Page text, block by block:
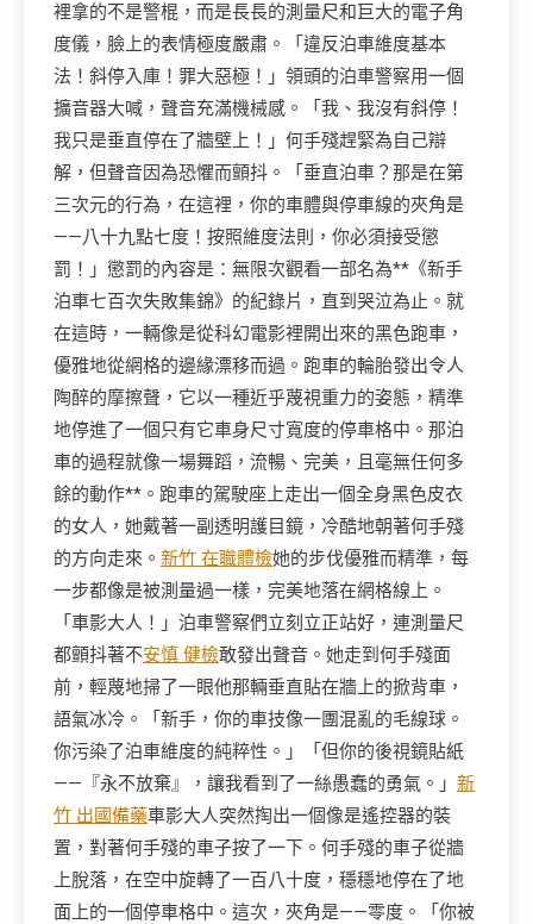
裡拿的不是警棍，而是長長的測量尺和巨大的電子角
度儀，臉上的表情極度嚴肅。「違反泊車維度基本
法！斜停入庫！罪大惡極！」領頭的泊車警察用一個
擴音器大喊，聲音充滿機械感。「我、我沒有斜停！
我只是垂直停在了牆壁上！」何手殘趕緊為自己辯
解，但聲音因為恐懼而顫抖。「垂直泊車？那是在第
三次元的行為，在這裡，你的車體與停車線的夾角是
——八十九點七度！按照維度法則，你必須接受懲
罰！」懲罰的內容是：無限次觀看一部名為**《新手
泊車七百次失敗集錦》的紀錄片，直到哭泣為止。就
在這時，一輛像是從科幻電影裡開出來的黑色跑車，
優雅地從網格的邊緣漂移而過。跑車的輪胎發出令人
陶醉的摩擦聲，它以一種近乎蔑視重力的姿態，精準
地停進了一個只有它車身尺寸寬度的停車格中。那泊
車的過程就像一場舞蹈，流暢、完美，且毫無任何多
餘的動作**。跑車的駕駛座上走出一個全身黑色皮衣
的女人，她戴著一副透明護目鏡，冷酷地朝著何手殘
的方向走來。 新竹 在職體檢她的步伐優雅而精準，每
一步都像是被測量過一樣，完美地落在網格線上。
「車影大人！」泊車警察們立刻立正站好，連測量尺
都顫抖著不安慎 健檢敢發出聲音。她走到何手殘面
前，輕蔑地掃了一眼他那輛垂直貼在牆上的掀背車，
語氣冰冷。「新手，你的車技像一團混亂的毛線球。
你污染了泊車維度的純粹性。」「但你的後視鏡貼紙
——『永不放棄』，讓我看到了一絲愚蠢的勇氣。」 新
竹 出國備藥車影大人突然掏出一個像是遙控器的裝
置，對著何手殘的車子按了一下。何手殘的車子從牆
上脫落，在空中旋轉了一百八十度，穩穩地停在了地
面上的一個停車格中。這次，夾角是——零度。「你被